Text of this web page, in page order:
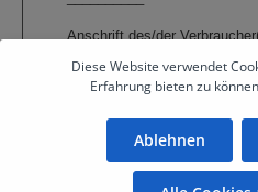
Anschrift des/der
__________
Diese Website verwendet
Erfahrung bieten zu
Ablehnen